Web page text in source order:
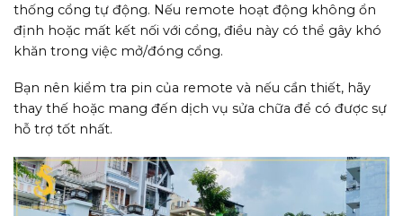
thống cổng tự động. Nếu remote hoạt động không ổn
định hoặc mất kết nối với cổng, điều này có thể gây khó
khăn trong việc mở/đóng cổng.
Bạn nên kiểm tra pin của remote và nếu cần thiết, hãy
thay thế hoặc mang đến dịch vụ sửa chữa để có được sự
hỗ trợ tốt nhất.